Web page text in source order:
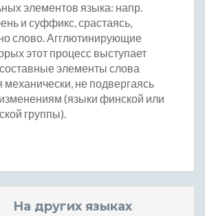
элементов языка: напр.
и суффикс, срастаясь,
слово. Агглютинирующие
этот процесс выступает
составные элементы слова
не подвергаясь
(языки финской или
группы).
На других языках